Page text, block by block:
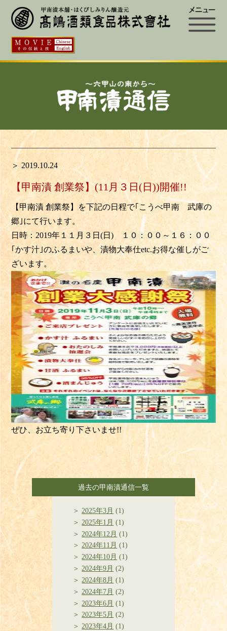
＞ 2019.10.24
【甲南漬 創業祭】(11月３日(日))開催!!
【甲南漬 創業祭】を下記の日程で｢こうべ甲南 武庫の
郷｣にて行います。
日時：2019年１１月３日(日) １０：００～１６：００
｢かす汁｣のふるまいや、漬物大奉仕etc.お得な催しがご
ざいます。
ぜひ、お立ち寄り下さいませ!!
過去の甲南漬通信一覧
2025年3月 (1)
2025年1月 (1)
2024年12月 (1)
2024年11月 (1)
2024年10月 (1)
2024年9月 (2)
2024年8月 (1)
2024年7月 (2)
2023年6月 (1)
2023年5月 (2)
2023年4月 (1)